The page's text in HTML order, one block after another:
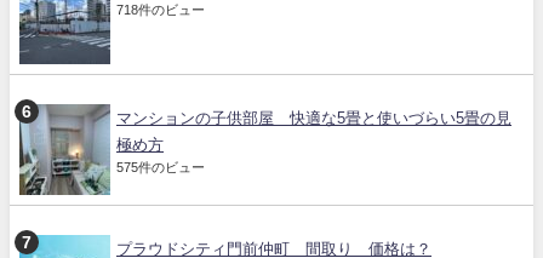
718件のビュー
マンションの子供部屋 快適な5畳と使いづらい5畳の見
極め方
575件のビュー
プラウドシティ門前仲町 間取り 価格は？